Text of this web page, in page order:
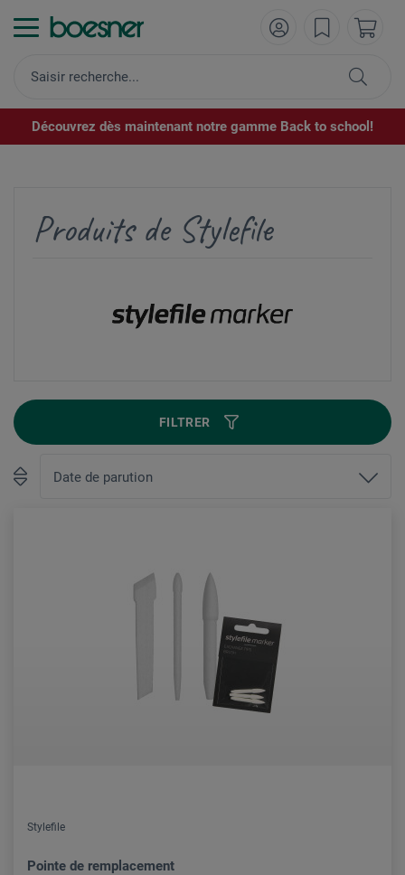
Découvrez dès maintenant notre gamme Back to school!
Produits de Stylefile
FILTRER
Stylefile
Pointe de remplacement